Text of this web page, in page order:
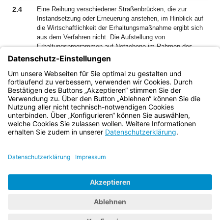
2.4
Eine Reihung verschiedener Straßenbrücken, die zur
Instandsetzung oder Erneuerung anstehen, im Hinblick auf
die Wirtschaftlichkeit der Erhaltungsmaßnahme ergibt sich
aus dem Verfahren nicht. Die Aufstellung von
Erhaltungsprogrammen auf Netzebene im Rahmen des
Bauwerksmanagementsystems bleibt daher von dieser
Bayern.de
BayernPortal
Impressum